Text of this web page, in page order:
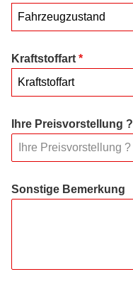
Fahrzeugzustand
Kraftstoffart *
Kraftstoffart
Ihre Preisvorstellung ?
Sonstige Bemerkung